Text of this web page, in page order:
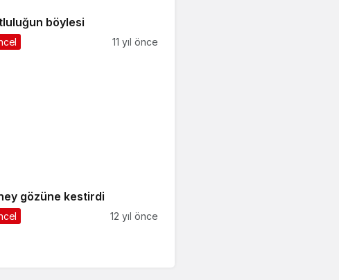
böylesi
11 yıl önce
gözüne kestirdi
12 yıl önce